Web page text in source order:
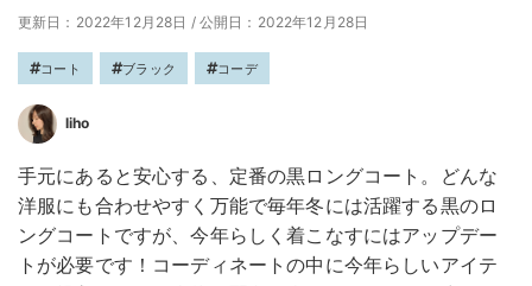
更新日：2022年12月28日 / 公開日：2022年12月28日
コート ブラック コーデ
liho
手元にあると安心する、定番の黒ロングコート。どんな
洋服にも合わせやすく万能で毎年冬には活躍する黒のロ
ングコートですが、今年らしく着こなすにはアップデー
トが必要です！コーディネートの中に今年らしいアイテ